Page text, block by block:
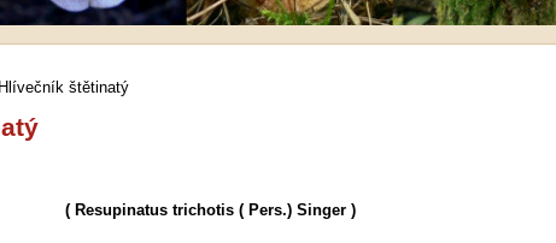
Hlívečník štětinatý
( Resupinatus trichotis ( Pers.) Singer )